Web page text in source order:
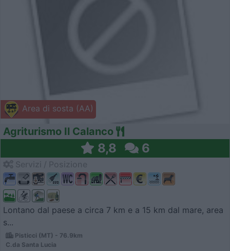
Area di sosta (AA)
Agriturismo Il Calanco
8,8 6
Lontano dal paese a circa 7 km e a 15 km dal mare, area
s...
Pisticci (MT) - 76.9km
C.da Santa Lucia